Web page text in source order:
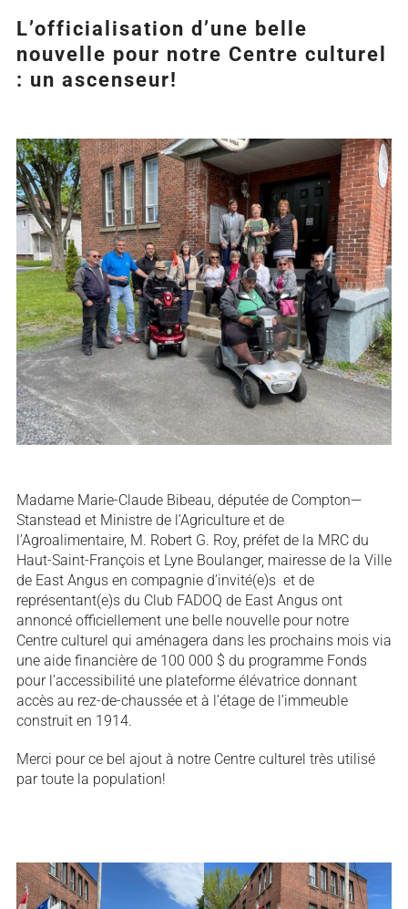
L’officialisation d’une belle
nouvelle pour notre Centre culturel
: un ascenseur!
Agrandir
l&apos;image
Madame Marie-Claude Bibeau, députée de Compton—
Stanstead et Ministre de l’Agriculture et de
l’Agroalimentaire, M. Robert G. Roy, préfet de la MRC du
Haut-Saint-François et Lyne Boulanger, mairesse de la Ville
de East Angus en compagnie d’invité(e)s et de
représentant(e)s du Club FADOQ de East Angus ont
annoncé officiellement une belle nouvelle pour notre
Centre culturel qui aménagera dans les prochains mois via
une aide financière de 100 000 $ du programme Fonds
pour l’accessibilité une plateforme élévatrice donnant
accès au rez-de-chaussée et à l’étage de l’immeuble
construit en 1914.
Merci pour ce bel ajout à notre Centre culturel très utilisé
par toute la population!